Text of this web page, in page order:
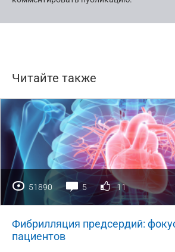
Читайте также
51890 5 11
Фибрилляция предсердий:
пациентов